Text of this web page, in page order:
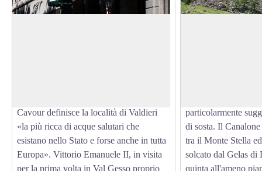
Cavour definisce la località di Valdieri
«la più ricca di acque salutari che
esistano nello Stato e forse anche in tutta
Europa». Vittorio Emanuele II, in visita
per la prima volta in Val Gesso proprio
particolarmente
di sosta. Il
tra il Monte Stella
solcato dal Gelas di
quinta all'ameno